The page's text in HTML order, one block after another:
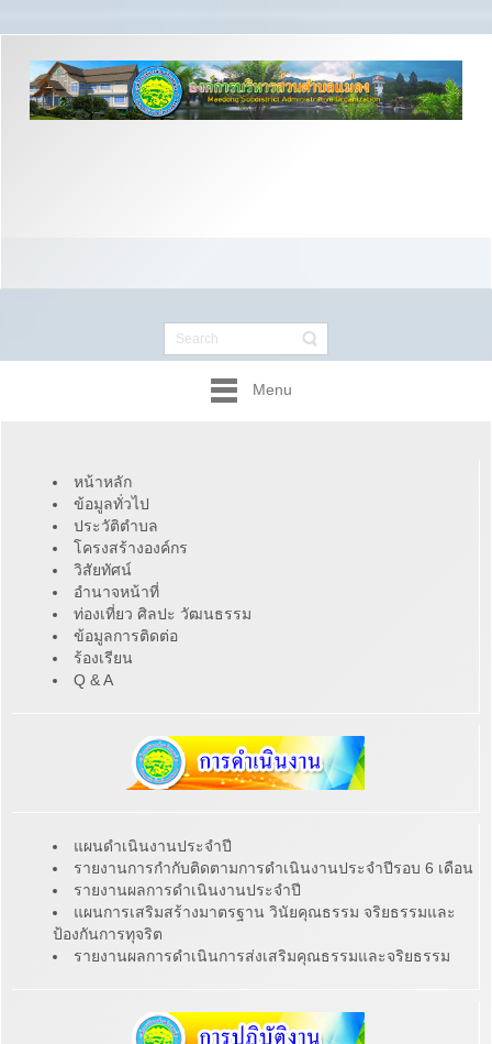
Menu
หน้าหลัก
ข้อมูลทั่วไป
ประวัติตำบล
โครงสร้างองค์กร
วิสัยทัศน์
อำนาจหน้าที่
ท่องเที่ยว ศิลปะ วัฒนธรรม
ข้อมูลการติดต่อ
ร้องเรียน
Q & A
แผนดำเนินงานประจำปี
รายงานการกำกับติดตามการดำเนินงานประจำปีรอบ 6 เดือน
รายงานผลการดำเนินงานประจำปี
แผนการเสริมสร้างมาตรฐาน วินัยคุณธรรม จริยธรรมและ
ป้องกันการทุจริต
รายงานผลการดำเนินการส่งเสริมคุณธรรมและจริยธรรม